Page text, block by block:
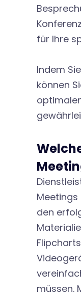
für Ihre
Indem
können
den
müssen.